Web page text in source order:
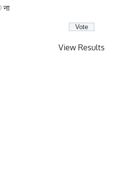
ना
View Results